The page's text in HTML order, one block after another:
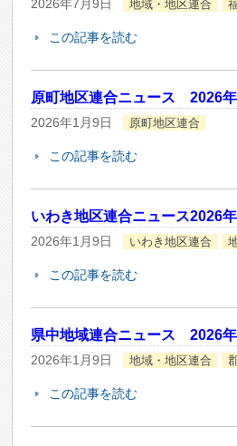
2026年7月9日 地域・地区連合
この記事を読む
原町地区連合ニュース 2026
2026年1月9日 原町地区連合
この記事を読む
いわき地区連合ニュース2026
2026年1月9日 いわき地区連合
この記事を読む
県中地域連合ニュース 2026
2026年1月9日 地域・地区連合
この記事を読む